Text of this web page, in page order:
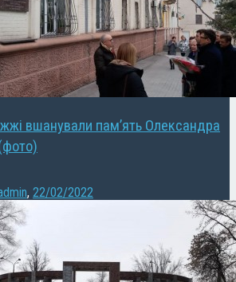
вшанували пам’ять Олександра
, 22/02/2022